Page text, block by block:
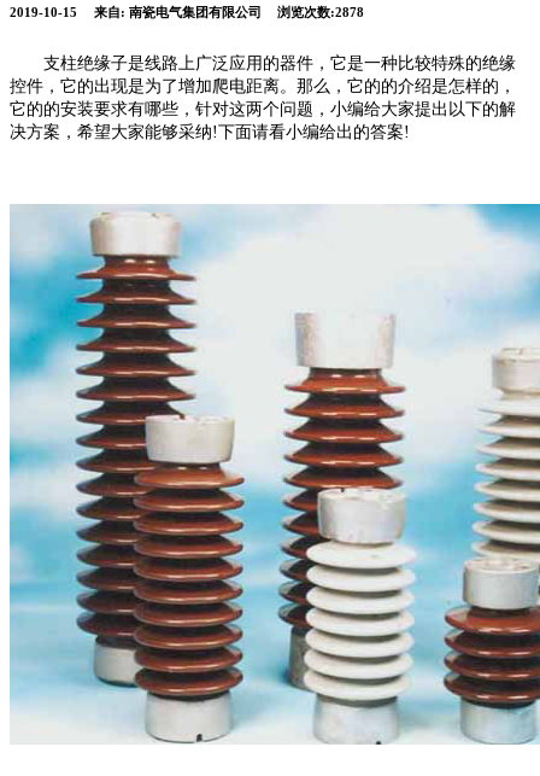
2019-10-15 来自: 南瓷电气集团有限公司 浏览次数:2878
支柱绝缘子是线路上广泛应用的器件，它是一种比较特殊的绝缘
控件，它的出现是为了增加爬电距离。那么，它的的介绍是怎样的，
它的的安装要求有哪些，针对这两个问题，小编给大家提出以下的解
决方案，希望大家能够采纳!下面请看小编给出的答案!